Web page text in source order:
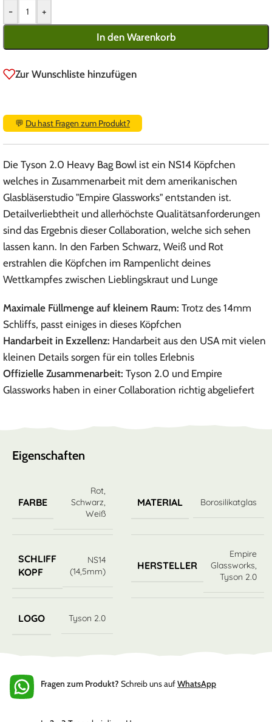
- +
In den Warenkorb
Zur Wunschliste hinzufügen
💬 Du hast Fragen zum Produkt?
Die Tyson 2.0 Heavy Bag Bowl ist ein NS14 Köpfchen
welches in Zusammenarbeit mit dem amerikanischen
Glasbläserstudio "Empire Glassworks" entstanden ist.
Detailverliebtheit und allerhöchste Qualitätsanforderungen
sind das Ergebnis dieser Collaboration, welche sich sehen
lassen kann. In den Farben Schwarz, Weiß und Rot
erstrahlen die Köpfchen im Rampenlicht deines
Wettkampfes zwischen Lieblingskraut und Lunge
Maximale Füllmenge auf kleinem Raum: Trotz des 14mm
Schliffs, passt einiges in dieses Köpfchen
Handarbeit in Exzellenz: Handarbeit aus den USA mit vielen
kleinen Details sorgen für ein tolles Erlebnis
Offizielle Zusammenarbeit: Tyson 2.0 und Empire
Glassworks haben in einer Collaboration richtig abgeliefert
Eigenschaften
FARBE
Rot,
Schwarz,
Weiß
MATERIAL Borosilikatglas
SCHLIFF
KOPF
NS14
(14,5mm)
HERSTELLER
Empire
Glassworks,
Tyson 2.0
LOGO Tyson 2.0
Fragen zum Produkt? Schreib uns aufWhatsApp